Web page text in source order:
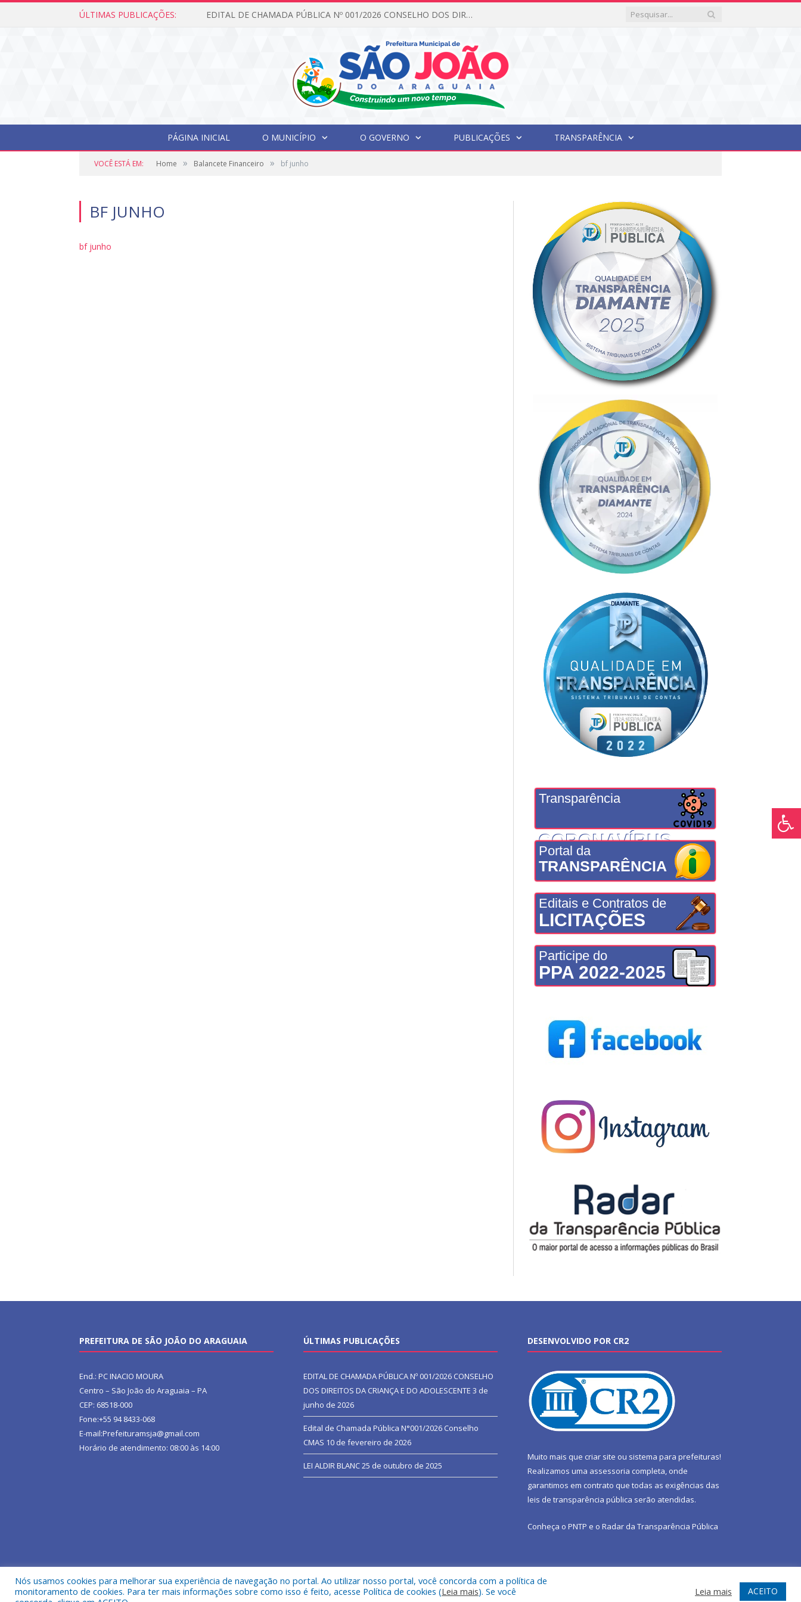
ÚLTIMAS PUBLICAÇÕES: EDITAL DE CHAMADA PÚBLICA Nº 001/2026 CONSELHO DOS DIREITOS DA CRIANÇA E DO ADOLESCENTE
PÁGINA INICIAL O MUNICÍPIO O GOVERNO PUBLICAÇÕES TRANSPARÊNCIA
VOCÊ ESTÁ EM: Home » Balancete Financeiro » bf junho
BF JUNHO
bf junho
Transparência
CORONAVÍRUS
Portal da
TRANSPARÊNCIA
Editais e Contratos de
LICITAÇÕES
Participe do
PPA 2022-2025
PREFEITURA DE SÃO JOÃO DO ARAGUAIA
End.: PC INACIO MOURA
Centro – São João do Araguaia – PA
CEP: 68518-000
Fone:+55 94 8433-068
E-mail:Prefeituramsja@gmail.com
Horário de atendimento: 08:00 às 14:00
ÚLTIMAS PUBLICAÇÕES
EDITAL DE CHAMADA PÚBLICA Nº 001/2026 CONSELHO
DOS DIREITOS DA CRIANÇA E DO ADOLESCENTE 3 de
junho de 2026
Edital de Chamada Pública N°001/2026 Conselho
CMAS 10 de fevereiro de 2026
LEI ALDIR BLANC25 de outubro de 2025
DESENVOLVIDO POR CR2
Muito mais que criar site ou sistema para prefeituras!
Realizamos uma assessoria completa, onde
garantimos em contrato que todas as exigências das
leis de transparência pública serão atendidas.
Conheça o PNTP e o Radar da Transparência Pública
Todos os direitos reservados a Prefeitura Municipal de São João do Araguaia. Mapa do Site Acessar Webmail
Nós usamos cookies para melhorar sua experiência de navegação no portal. Ao utilizar nosso portal, você concorda com a política de
monitoramento de cookies. Para ter mais informações sobre como isso é feito, acesse Política de cookies (Leia mais). Se você
Leia mais ACEITO